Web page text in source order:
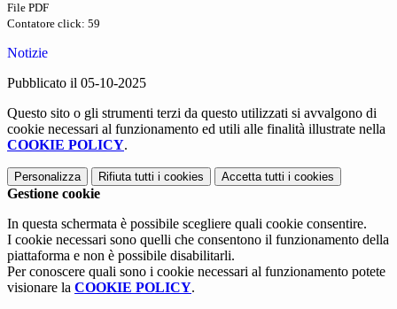
File PDF
Contatore click: 59
Notizie
Pubblicato il 05-10-2025
Questo sito o gli strumenti terzi da questo utilizzati si avvalgono di
cookie necessari al funzionamento ed utili alle finalità illustrate nella
COOKIE POLICY.
Personalizza Rifiuta tutti i cookies Accetta tutti i cookies
Gestione cookie
In questa schermata è possibile scegliere quali cookie consentire.
I cookie necessari sono quelli che consentono il funzionamento della
piattaforma e non è possibile disabilitarli.
Per conoscere quali sono i cookie necessari al funzionamento potete
visionare la COOKIE POLICY.